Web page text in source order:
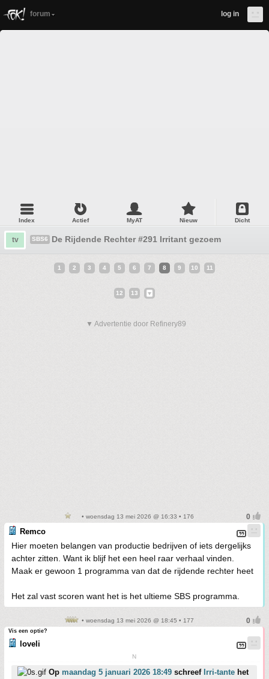
forum log in
Index Actief MyAT Nieuw Dicht
tv SBS6 De Rijdende Rechter #291 Irritant gezoem
1 2 3 4 5 6 7 8 9 10 11
12 13
▼ Advertentie door Refinery89
• woensdag 13 mei 2026 @ 16:33 • 176
Remco
Hier moeten belangen van productie bedrijven of iets dergelijks
achter zitten. Want ik blijf het een heel raar verhaal vinden.
Maak er gewoon 1 programma van dat de rijdende rechter heet
Het zal vast scoren want het is het ultieme SBS programma.
• woensdag 13 mei 2026 @ 18:45 • 177
Vis een optie?
loveli
N
Op maandag 5 januari 2026 18:49 schreef Irri-tante het